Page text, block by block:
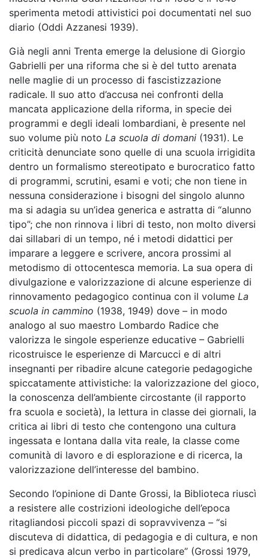
sperimenta metodi attivistici poi documentati nel suo
diario (Oddi Azzanesi 1939).
Già negli anni Trenta emerge la delusione di Giorgio
Gabrielli per una riforma che si è del tutto arenata
nelle maglie di un processo di fascistizzazione
radicale. Il suo atto d’accusa nei confronti della
mancata applicazione della riforma, in specie dei
programmi e degli ideali lombardiani, è presente nel
suo volume più noto La scuola di domani (1931). Le
criticità denunciate sono quelle di una scuola irrigidita
dentro un formalismo stereotipato e burocratico fatto
di programmi, scrutini, esami e voti; che non tiene in
nessuna considerazione i bisogni del singolo alunno
ma si adagia su un’idea generica e astratta di “alunno
tipo”; che non rinnova i libri di testo, non molto diversi
dai sillabari di un tempo, né i metodi didattici per
imparare a leggere e scrivere, ancora prossimi al
metodismo di ottocentesca memoria. La sua opera di
divulgazione e valorizzazione di alcune esperienze di
rinnovamento pedagogico continua con il volume La
scuola in cammino (1938, 1949) dove – in modo
analogo al suo maestro Lombardo Radice che
valorizza le singole esperienze educative – Gabrielli
ricostruisce le esperienze di Marcucci e di altri
insegnanti per ribadire alcune categorie pedagogiche
spiccatamente attivistiche: la valorizzazione del gioco,
la conoscenza dell’ambiente circostante (il rapporto
fra scuola e società), la lettura in classe dei giornali, la
critica ai libri di testo che contengono una cultura
ingessata e lontana dalla vita reale, la classe come
comunità di lavoro e di esplorazione e di ricerca, la
valorizzazione dell’interesse del bambino.
Secondo l’opinione di Dante Grossi, la Biblioteca riuscì
a resistere alle costrizioni ideologiche dell’epoca
ritagliandosi piccoli spazi di sopravvivenza – “si
discuteva di didattica, di pedagogia e di cultura, e non
si predicava alcun verbo in particolare” (Grossi 1979,